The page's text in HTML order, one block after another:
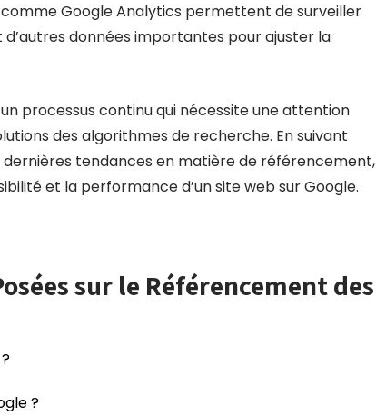
Google Analytics permettent de surveiller
données importantes pour ajuster la
processus continu qui nécessite une attention
des algorithmes de recherche. En suivant
tendances en matière de référencement,
et la performance d’un site web sur Google.
sur le Référencement des
?